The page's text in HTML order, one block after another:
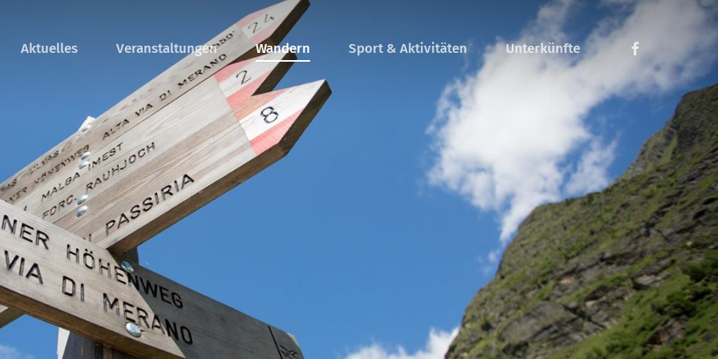
Aktuelles Veranstaltungen Wandern Sport & Aktivitäten Unterkünfte facebook
Menu